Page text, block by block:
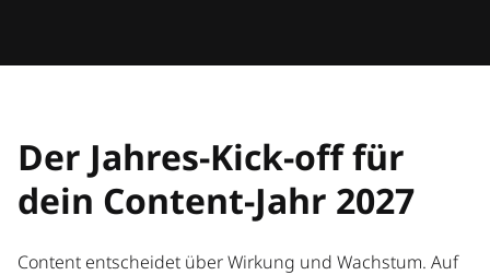
Der Jahres-Kick-off für
dein Content-Jahr 2027
Content entscheidet über Wirkung und Wachstum. Auf